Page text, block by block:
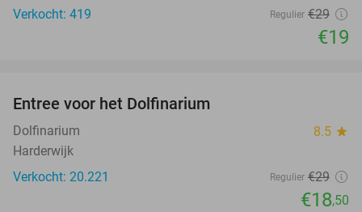
Verkocht: 419
Regulier €29
€19
Entree voor het Dolfinarium
Dolfinarium 8.5 star
Harderwijk
Verkocht: 20.221
Regulier €29
€18,50